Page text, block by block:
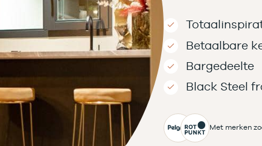
Betaalbare
Bargedeelte
Black Steel
Met merken